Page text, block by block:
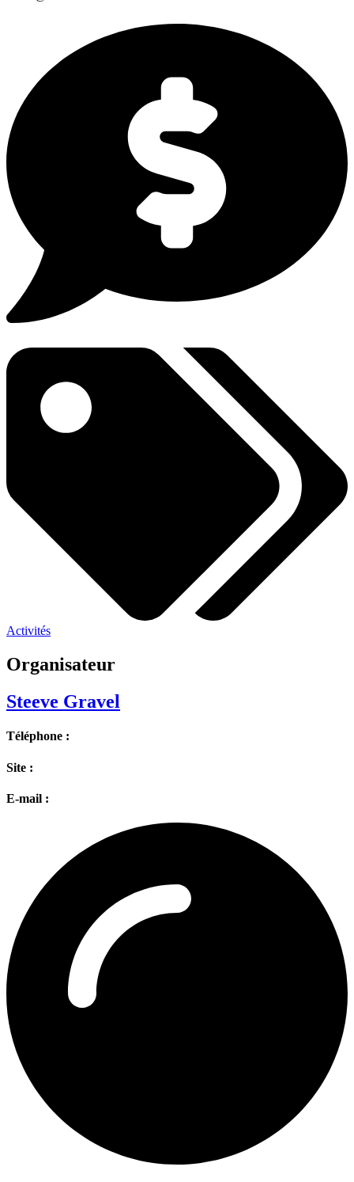
Activités
Organisateur
Steeve Gravel
Téléphone :
Site :
E-mail :